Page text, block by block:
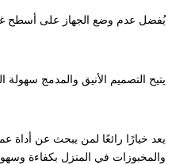
يُفضل عدم وضع الجهاز على أسطح
يتيح التصميم الأنيق والمدمج
يعد خيارًا رائعًا لمن يبحث عن أداة
والمخبوزات في المنزل بكفاءة